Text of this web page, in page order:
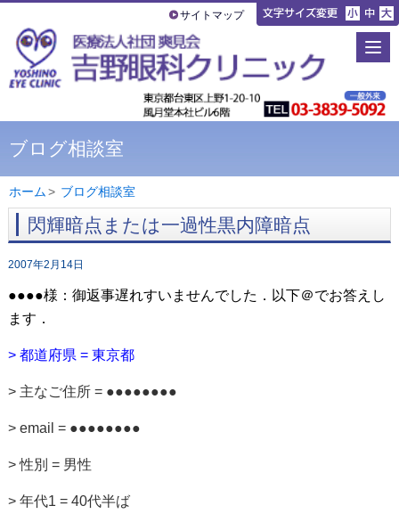
サイトマップ
ブログ相談室
ホーム > ブログ相談室
閃輝暗点または一過性黒内障暗点
2007年2月14日
●●●●様：御返事遅れすいませんでした．以下＠でお答えし
ます．
> 都道府県 = 東京都
> 主なご住所 = ●●●●●●●●
> email = ●●●●●●●●
> 性別 = 男性
> 年代1 = 40代半ば